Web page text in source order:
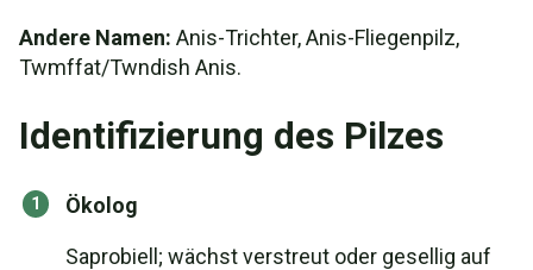
Andere Namen: Anis-Trichter, Anis-Fliegenpilz,
Twmffat/Twndish Anis.
Identifizierung des Pilzes
Ökolog
Saprobiell; wächst verstreut oder gesellig auf